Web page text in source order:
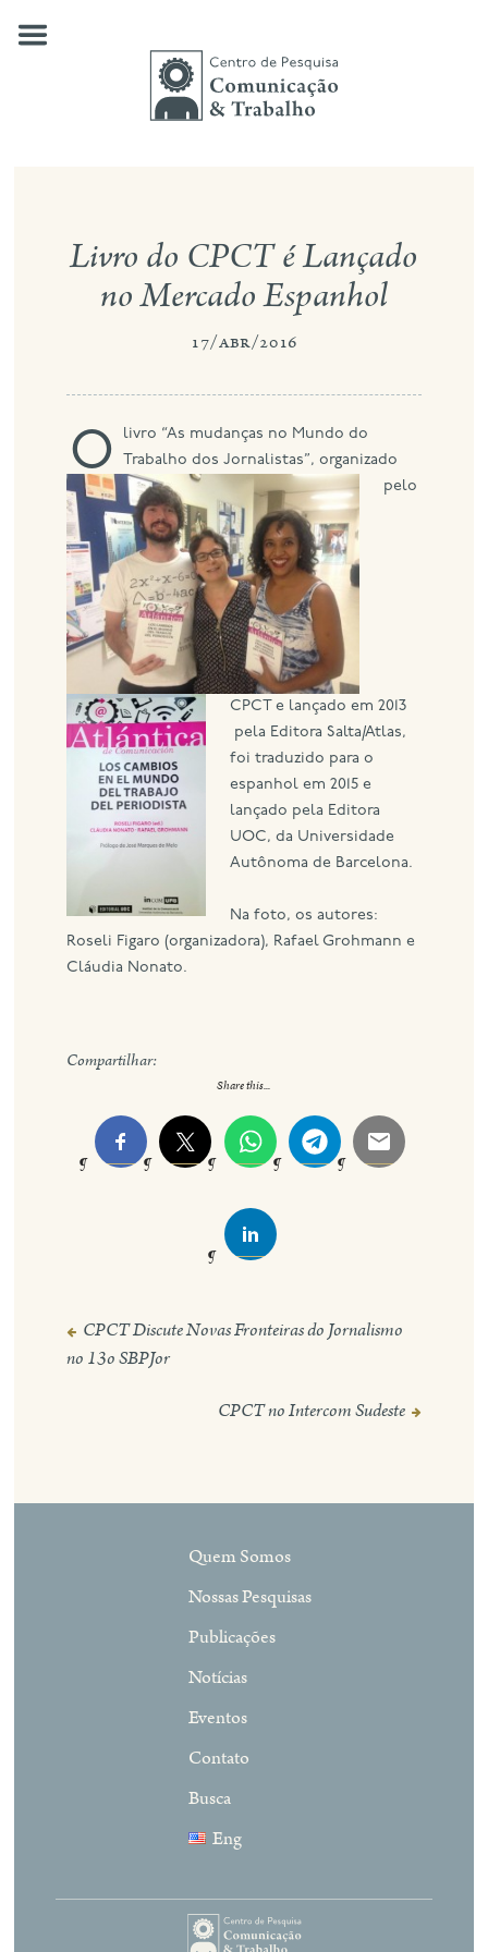
nossas pesquisas
publicações
notícias
contato
busca
eng
Livro do CPCT é Lançado
no Mercado Espanhol
17/abr/2016
O livro “As mudanças no Mundo do
Trabalho dos Jornalistas”, organizado
pelo
CPCT e lançado em 2013
pela Editora Salta/Atlas,
foi traduzido para o
espanhol em 2015 e
lançado pela Editora
UOC, da Universidade
Autônoma de Barcelona.
Na foto, os autores:
Roseli Figaro (organizadora), Rafael Grohmann e
Cláudia Nonato.
Compartilhar:
Share this...
Navegação
CPCT Discute Novas Fronteiras do Jornalismo
no 13o SBPJor
CPCT no Intercom Sudeste
Quem Somos
Nossas Pesquisas
Publicações
Notícias
Eventos
Contato
Busca
Eng